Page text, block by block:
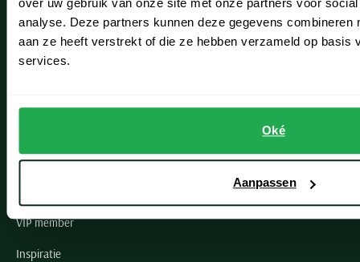
analyse. Deze partners kunnen deze gegevens combineren
aan ze heeft verstrekt of die ze hebben verzameld op basis
services.
Oké
Aanpassen
Noordwijk
Oegstgeest
Grote maten herenkleding
VIP member
Inspiratie